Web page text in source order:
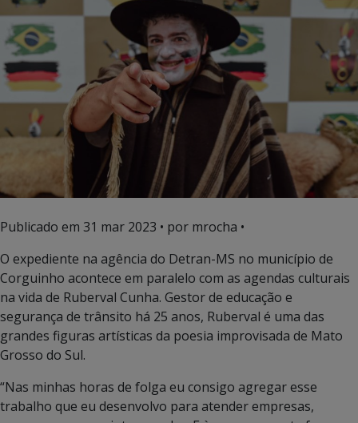
Publicado em 31 mar 2023 • por mrocha •
O expediente na agência do Detran-MS no município de
Corguinho acontece em paralelo com as agendas culturais
na vida de Ruberval Cunha. Gestor de educação e
segurança de trânsito há 25 anos, Ruberval é uma das
grandes figuras artísticas da poesia improvisada de Mato
Grosso do Sul.
“Nas minhas horas de folga eu consigo agregar esse
trabalho que eu desenvolvo para atender empresas,